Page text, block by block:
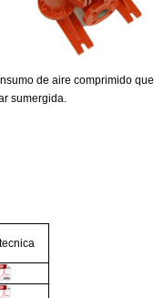
de aire comprimido que
sumergida.